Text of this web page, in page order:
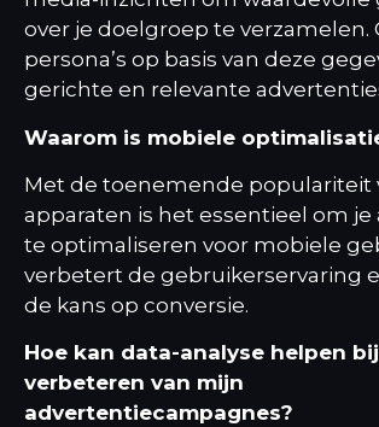
over je doelgroep te verzamelen.
persona’s op basis van deze
gerichte en relevante
Waarom is mobiele
Met de toenemende populariteit
apparaten is het essentieel om
te optimaliseren voor mobiele
verbetert de gebruikerservaring
de kans op conversie.
Hoe kan data-analyse helpen
verbeteren van mijn
advertentiecampagnes?